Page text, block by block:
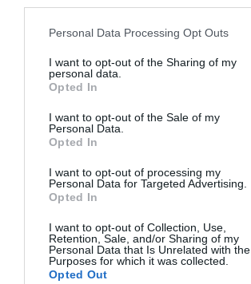
Personal Data Processing Opt Outs
I want to opt-out of the Sharing of my
personal data.
Opted In
I want to opt-out of the Sale of my
Personal Data.
Opted In
I want to opt-out of processing my
Personal Data for Targeted Advertising.
Opted In
I want to opt-out of Collection, Use,
Retention, Sale, and/or Sharing of my
Personal Data that Is Unrelated with the
Purposes for which it was collected.
Opted Out